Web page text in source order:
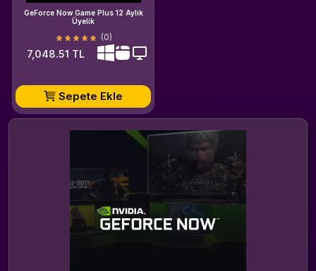
GeForce Now Game Plus 12 Aylık
Üyelik
(0)
7,048.51 TL
Sepete Ekle